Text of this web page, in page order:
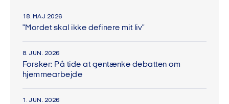
18. MAJ 2026
"Mordet skal ikke definere mit liv"
8. JUN. 2026
Forsker: På tide at gentænke debatten om
hjemmearbejde
1. JUN. 2026